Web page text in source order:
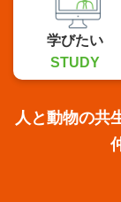
学びたい
STUDY
人と動物の共